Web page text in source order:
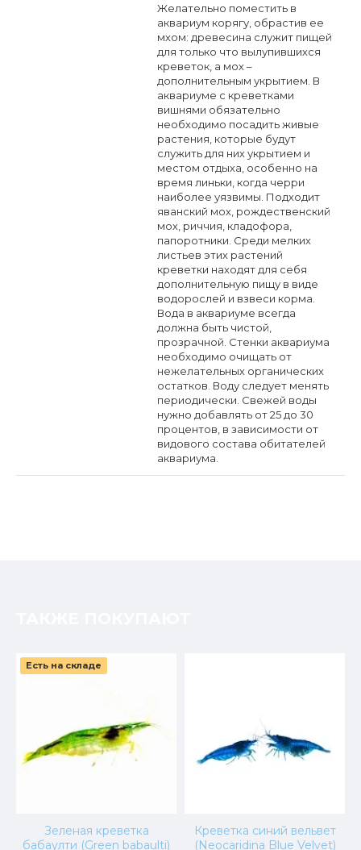
Желательно поместить в
аквариум корягу, обрастив ее
мхом: древесина служит пищей
для только что вылупившихся
креветок, а мох –
дополнительным укрытием. В
аквариуме с креветками
вишнями обязательно
необходимо посадить живые
растения, которые будут
служить для них укрытием и
местом отдыха, особенно на
время линьки, когда черри
наиболее уязвимы. Подходит
яванский мох, рождественский
мох, риччия, кладофора,
папоротники. Среди мелких
листьев этих растений
креветки находят для себя
дополнительную пищу в виде
водорослей и взвеси корма.
Вода в аквариуме всегда
должна быть чистой,
прозрачной. Стенки аквариума
необходимо очищать от
нежелательных органических
остатков. Воду следует менять
периодически. Свежей воды
нужно добавлять от 25 до 30
процентов, в зависимости от
видового состава обитателей
аквариума.
Есть на складе
Зеленая креветка
бабаулти (Green babaulti)
Креветка синий вельвет
(Neocaridina Blue Velvet)